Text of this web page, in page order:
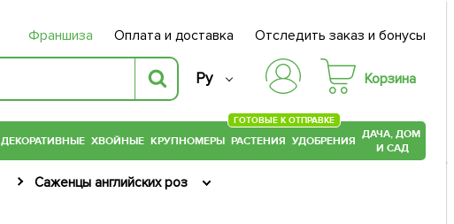
Франшиза Оплата и доставка Отследить заказ и бонусы
Ру Корзина
ДЕКОРАТИВНЫЕ ХВОЙНЫЕ КРУПНОМЕРЫ РАСТЕНИЯ
ГОТОВЫЕ К ОТПРАВКЕ
УДОБРЕНИЯ ДАЧА, ДОМ
И САД
Саженцы английских роз